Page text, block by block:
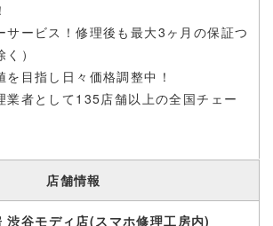
サービス！修理後も最大3ヶ月の保証つ
）
を目指し日々価格調整中！
業者として135店舗以上の全国チェー
店舗情報
谷モディ店(スマホ修理工房内)